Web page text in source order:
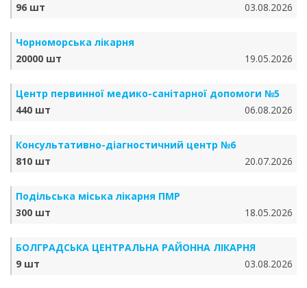
96 шт
03.08.2026
Чорноморська лікарня
20000 шт
19.05.2026
Центр первинної медико-санітарної допомоги №5
440 шт
06.08.2026
Консультативно-діагностичний центр №6
810 шт
20.07.2026
Подільська міська лікарня ПМР
300 шт
18.05.2026
БОЛГРАДСЬКА ЦЕНТРАЛЬНА РАЙОННА ЛІКАРНЯ
9 шт
03.08.2026